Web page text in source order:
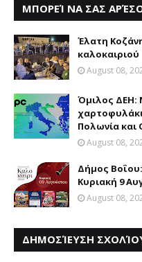
ΜΠΟΡΕΊ ΝΑ ΣΑΣ
Έλατη
καλοκαιριού
August 08,
Όμιλος ΔΕΗ:
Πολωνία και
August 08,
Δήμος Βοΐου:
Κυριακή 9
August 08,
ΔΗΜΟΣΊΕΥΣΗ